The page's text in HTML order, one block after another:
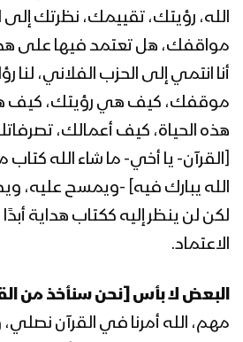
المحاضرة الرمضانية
الثورة السيد
1441هـ
المحاضرة الرمضانية
الثورة السيد عبدالملك
1441هـ
المحاضرة الرمضانية
الثورة السيد
المحاضرة الرمضانية
لقائد الثورة السيد
الحوثي 1441هـ
الله، رؤيتك، تقييمك، نظرتك إلى
مواقفك، هل تعتمد فيها على هذا
أنا انتمي إلى الحزب الفلاني، لنا
موقفك، كيف هي رؤيتك، كيف
هذه الحياة، كيف أعمالك،
[القرآن- يا أخي- ما شاء الله كتاب
الله يبارك فيه] -ويمسح عليه،
لكن لن ينظر إليه ككتاب هداية
الاعتماد.
البعض لا بأس [نحن سنأخذ من
مهم، الله أمرنا في القرآن نصلي،